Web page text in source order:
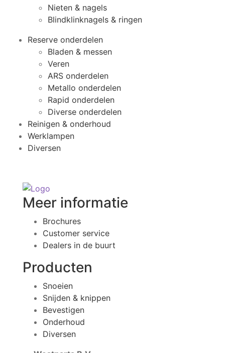
Nieten & nagels
Blindklinknagels & ringen
Reserve onderdelen
Bladen & messen
Veren
ARS onderdelen
Metallo onderdelen
Rapid onderdelen
Diverse onderdelen
Reinigen & onderhoud
Werklampen
Diversen
Meer informatie
Brochures
Customer service
Dealers in de buurt
Producten
Snoeien
Snijden & knippen
Bevestigen
Onderhoud
Diversen